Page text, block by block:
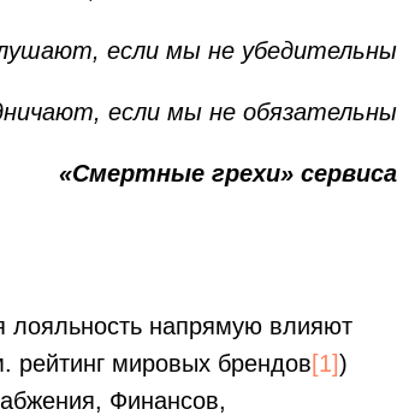
если мы не убедительны
если мы не обязательны
«Смертные грехи» сервиса
лояльность напрямую влияют
рейтинг мировых брендов[1])
Финансов,